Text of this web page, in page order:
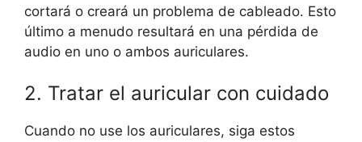
cortará o creará un problema de cableado. Esto
último a menudo resultará en una pérdida de
audio en uno o ambos auriculares.
2. Tratar el auricular con cuidado
Cuando no use los auriculares, siga estos